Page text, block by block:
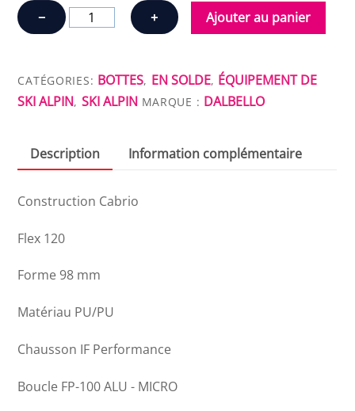
−
quantité
de
Krypton
120
+ Ajouter au panier
CATÉGORIES: BOTTES, EN SOLDE, ÉQUIPEMENT DE
SKI ALPIN, SKI ALPIN MARQUE : DALBELLO
Description Information complémentaire
Construction Cabrio
Flex 120
Forme 98 mm
Matériau PU/PU
Chausson IF Performance
Boucle FP-100 ALU - MICRO